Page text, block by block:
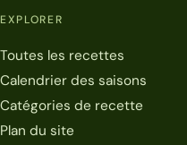
EXPLORER
Toutes les recettes
Calendrier des saisons
Catégories de recette
Plan du site